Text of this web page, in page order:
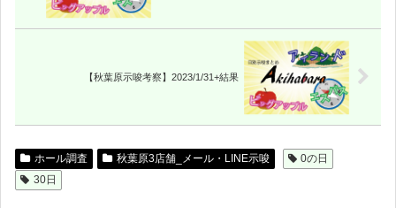
【秋葉原示唆考察】2023/1/31+結果
ホール調査 秋葉原3店舗_メール・LINE示唆
0の日
30日